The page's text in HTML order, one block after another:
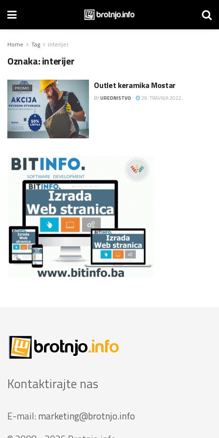
Home Tag interijer
Oznaka:interijer
PROMO Outlet keramika Mostar
BYUREDNISTVO 29. TRAVNJA 2022.
Kontaktirajte nas
E-mail: marketing@brotnjo.info